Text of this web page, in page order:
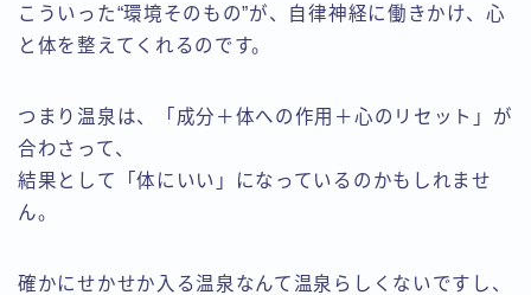
こういった“環境そのもの”が、自律神経に働きかけ、心
と体を整えてくれるのです。
つまり温泉は、「成分＋体への作用＋心のリセット」が
合わさって、
結果として「体にいい」になっているのかもしれませ
ん。
確かにせかせか入る温泉なんて温泉らしくないですし、